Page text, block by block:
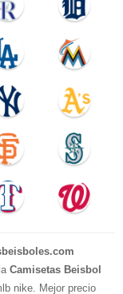
Camisetas Beisbol
nike. Mejor precio